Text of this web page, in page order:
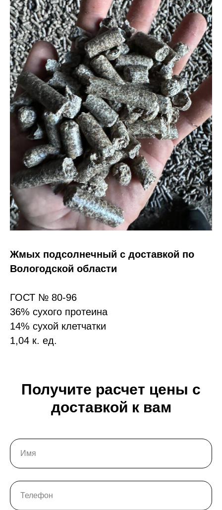
Жмых подсолнечный с доставкой по
Вологодской области
ГОСТ № 80-96
36% сухого протеина
14% сухой клетчатки
1,04 к. ед.
Получите расчет цены с
доставкой к вам